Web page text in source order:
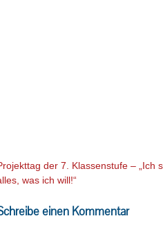
der 7. Klassenstufe – „Ich
was ich will!“
einen Kommentar